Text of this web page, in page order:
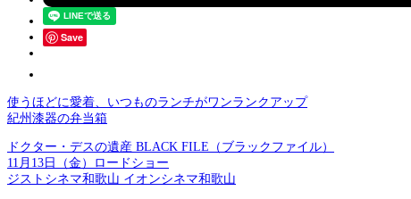
Save
使うほどに愛着、いつものランチがワンランクアップ
紀州漆器の弁当箱
ドクター・デスの遺産 BLACK FILE（ブラックファイル）
11月13日（金）ロードショー
ジストシネマ和歌山 イオンシネマ和歌山